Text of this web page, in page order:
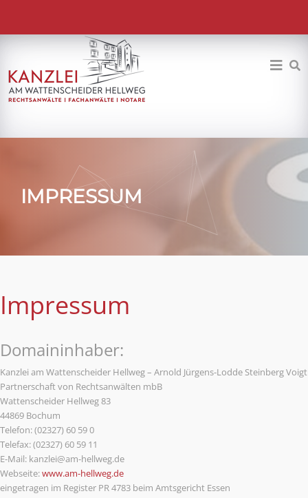
IMPRESSUM
Impressum
Domaininhaber:
Kanzlei am Wattenscheider Hellweg – Arnold Jürgens-Lodde Steinberg Voigt
Partnerschaft von Rechtsanwälten mbB
Wattenscheider Hellweg 83
44869 Bochum
Telefon: (02327) 60 59 0
Telefax: (02327) 60 59 11
E-Mail: kanzlei@am-hellweg.de
Webseite:www.am-hellweg.de
eingetragen im Register PR 4783 beim Amtsgericht Essen